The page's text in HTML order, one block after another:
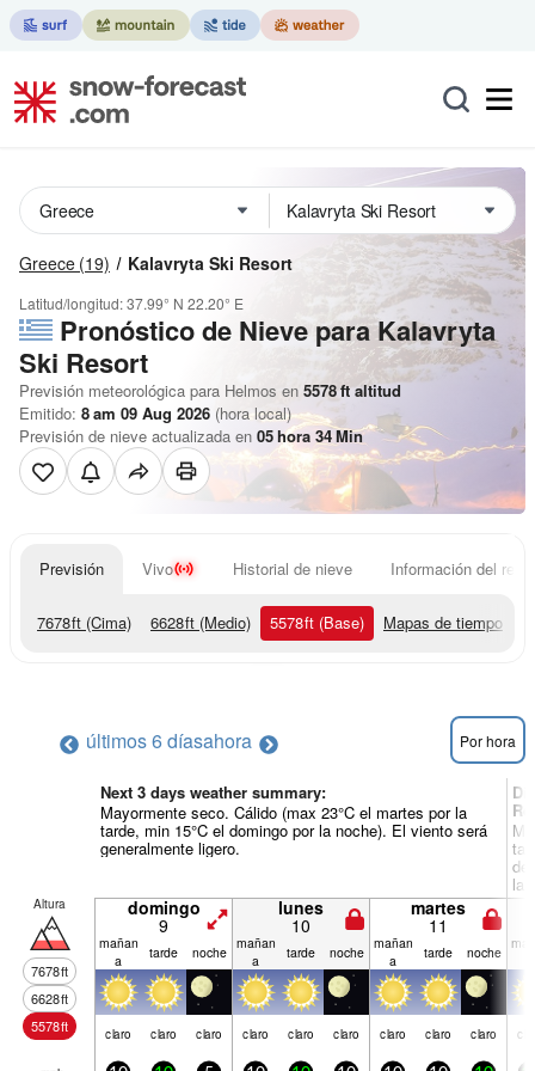
Greece (19) Kalavryta Ski Resort
Latitud/longitud:37.99° N 22.20° E
Pronóstico de Nieve para Kalavryta
Ski Resort
Previsión meteorológica para Helmos en 5578ftaltitud
Emitido: 8 am 09 Aug 2026 (hora local)
Previsión de nieve actualizada en 05hora 34Min
Previsión Vivo Historial de nieve Información del
7678ft (Cima) 6628ft (Medio) 5578ft (Base) Mapas de tiempo
últimos 6 díasahora Por hora
Next 3 days weather summary:
Mayormente seco. Cálido (max 23°C el martes por la
tarde, min 15°C el domingo por la noche). El viento será
generalmente ligero.
la
Altura
7678ft
6628ft
5578ft
domingo
9
lunes
10
martes
11
mañan
a
tarde noche mañan
a
tarde noche mañan
a
tarde noche
claro claro claro claro claro claro claro claro claro